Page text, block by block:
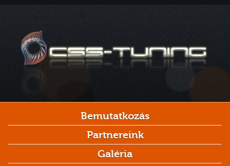
Bemutatkozás
Partnereink
Galéria